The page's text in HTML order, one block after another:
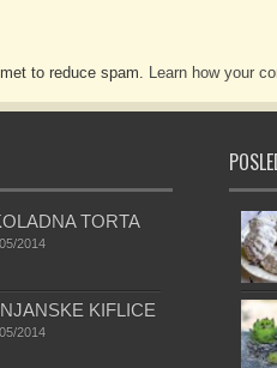
to reduce spam. Learn how your
TORTA
2014
KIFLICE
2014